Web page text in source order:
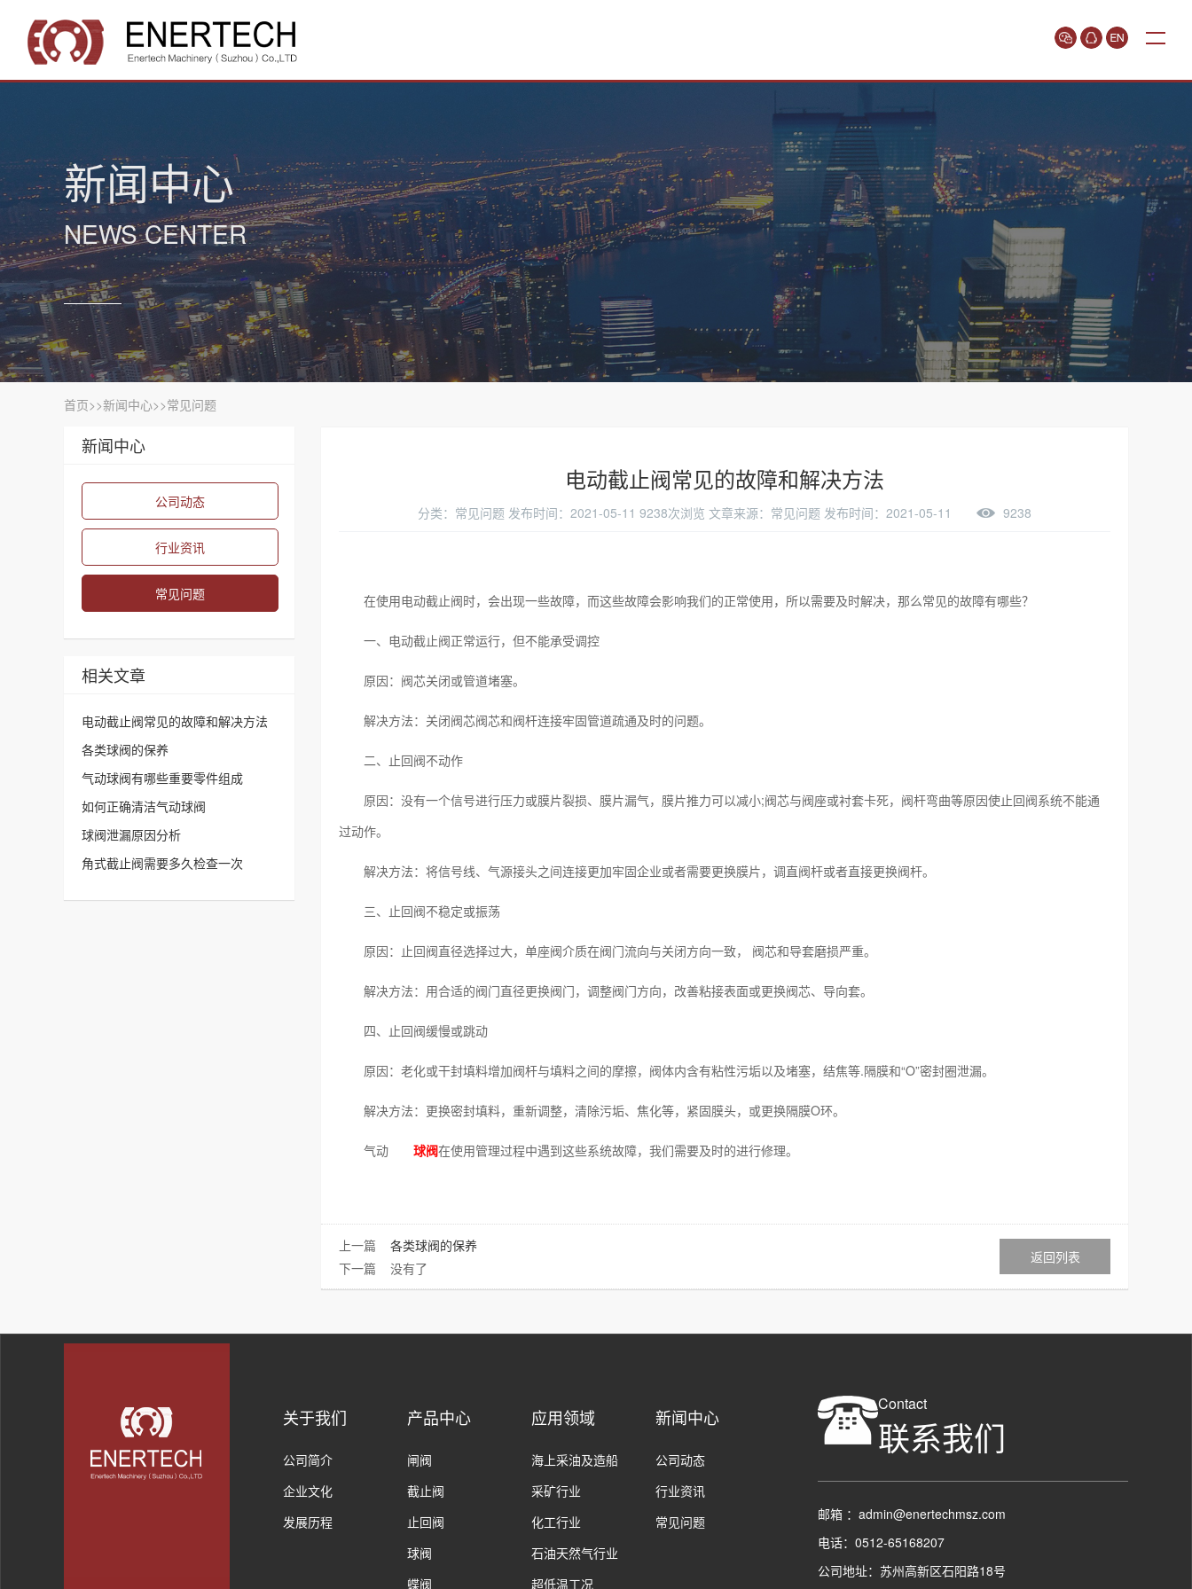
新闻中心
NEWS CENTER
首页>>新闻中心>>常见问题
电动截止阀常见的故障和解决方法
分类：常见问题 发布时间：2021-05-11 9238次浏览 文章来源：常见问题 发布时间：2021-05-11 9238
在使用电动截止阀时，会出现一些故障，而这些故障会影响我们的正常使用，所以需要及时解决，那么常见的故障有哪些？
一、电动截止阀正常运行，但不能承受调控
原因：阀芯关闭或管道堵塞。
解决方法：关闭阀芯阀芯和阀杆连接牢固管道疏通及时的问题。
二、止回阀不动作
原因：没有一个信号进行压力或膜片裂损、膜片漏气，膜片推力可以减小;阀芯与阀座或衬套卡死，阀杆弯曲等原因使止回阀系统不能通
过动作。
解决方法：将信号线、气源接头之间连接更加牢固企业或者需要更换膜片，调直阀杆或者直接更换阀杆。
三、止回阀不稳定或振荡
原因：止回阀直径选择过大，单座阀介质在阀门流向与关闭方向一致， 阀芯和导套磨损严重。
解决方法：用合适的阀门直径更换阀门，调整阀门方向，改善粘接表面或更换阀芯、导向套。
四、止回阀缓慢或跳动
原因：老化或干封填料增加阀杆与填料之间的摩擦，阀体内含有粘性污垢以及堵塞，结焦等.隔膜和“O”密封圈泄漏。
解决方法：更换密封填料，重新调整，清除污垢、焦化等，紧固膜头，或更换隔膜O环。
气动 球阀在使用管理过程中遇到这些系统故障，我们需要及时的进行修理。
返回列表
上一篇 各类球阀的保养
下一篇 没有了
新闻中心
公司动态
行业资讯
常见问题
相关文章
电动截止阀常见的故障和解决方法
各类球阀的保养
气动球阀有哪些重要零件组成
如何正确清洁气动球阀
球阀泄漏原因分析
角式截止阀需要多久检查一次
关于我们
公司简介
企业文化
发展历程
产品中心
闸阀
截止阀
止回阀
球阀
蝶阀
应用领域
海上采油及造船
采矿行业
化工行业
石油天然气行业
超低温工况
新闻中心
公司动态
行业资讯
常见问题
Contact
联系我们
邮箱 ：admin@enertechmsz.com
电话：0512-65168207
公司地址：苏州高新区石阳路18号